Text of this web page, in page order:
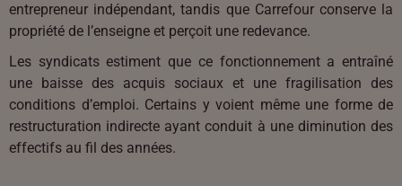
entrepreneur indépendant, tandis que Carrefour conserve la
propriété de l’enseigne et perçoit une redevance.
Les syndicats estiment que ce fonctionnement a entraîné
une baisse des acquis sociaux et une fragilisation des
conditions d’emploi. Certains y voient même une forme de
restructuration indirecte ayant conduit à une diminution des
effectifs au fil des années.